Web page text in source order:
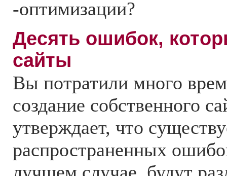
-оптимизации?
Десять ошибок,
сайты
Вы потратили много
создание собственного
утверждает, что
распространенных